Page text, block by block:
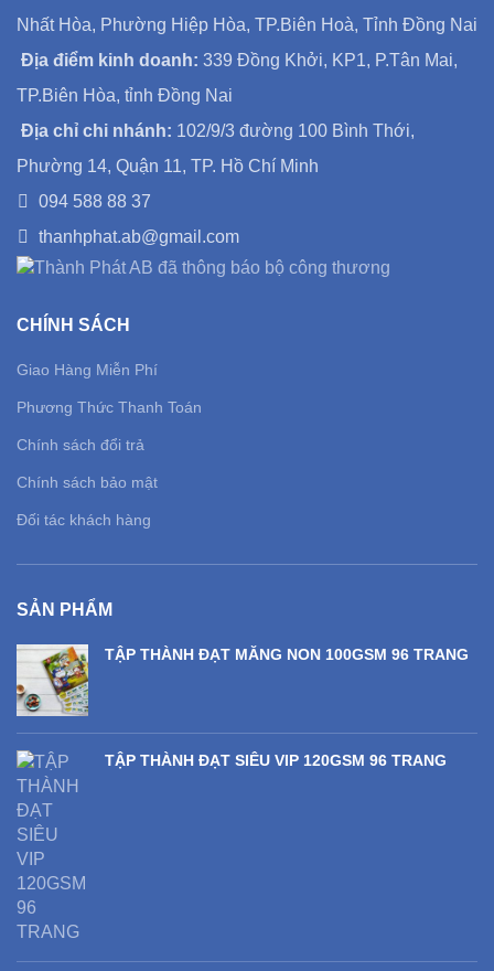
Nhất Hòa, Phường Hiệp Hòa, TP.Biên Hoà, Tỉnh Đồng Nai
Địa điểm kinh doanh: 339 Đồng Khởi, KP1, P.Tân Mai,
TP.Biên Hòa, tỉnh Đồng Nai
Địa chỉ chi nhánh: 102/9/3 đường 100 Bình Thới,
Phường 14, Quận 11, TP. Hồ Chí Minh
094 588 88 37
thanhphat.ab@gmail.com
CHÍNH SÁCH
Giao Hàng Miễn Phí
Phương Thức Thanh Toán
Chính sách đổi trả
Chính sách bảo mật
Đối tác khách hàng
SẢN PHẨM
TẬP THÀNH ĐẠT MĂNG NON 100GSM 96 TRANG
TẬP THÀNH ĐẠT SIÊU VIP 120GSM 96 TRANG